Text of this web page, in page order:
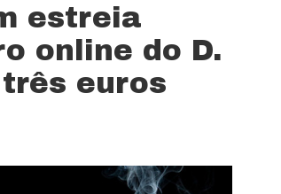
estreia
online do D.
euros